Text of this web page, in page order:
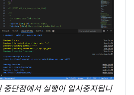
중단점에서 실행이 일시중지됩니